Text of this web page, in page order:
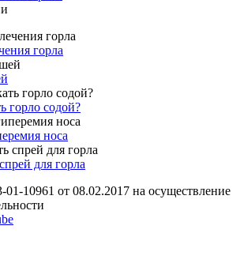
горла
горло содой?
носа
для горла
10961 от 08.02.2017 на осуществление